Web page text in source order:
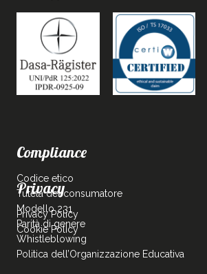
Compliance
Codice etico
Tutela del consumatore
Modello 231
Parità di genere
Whistleblowing
Politica dell’Organizzazione Educativa
Privacy
Privacy Policy
Cookie Policy